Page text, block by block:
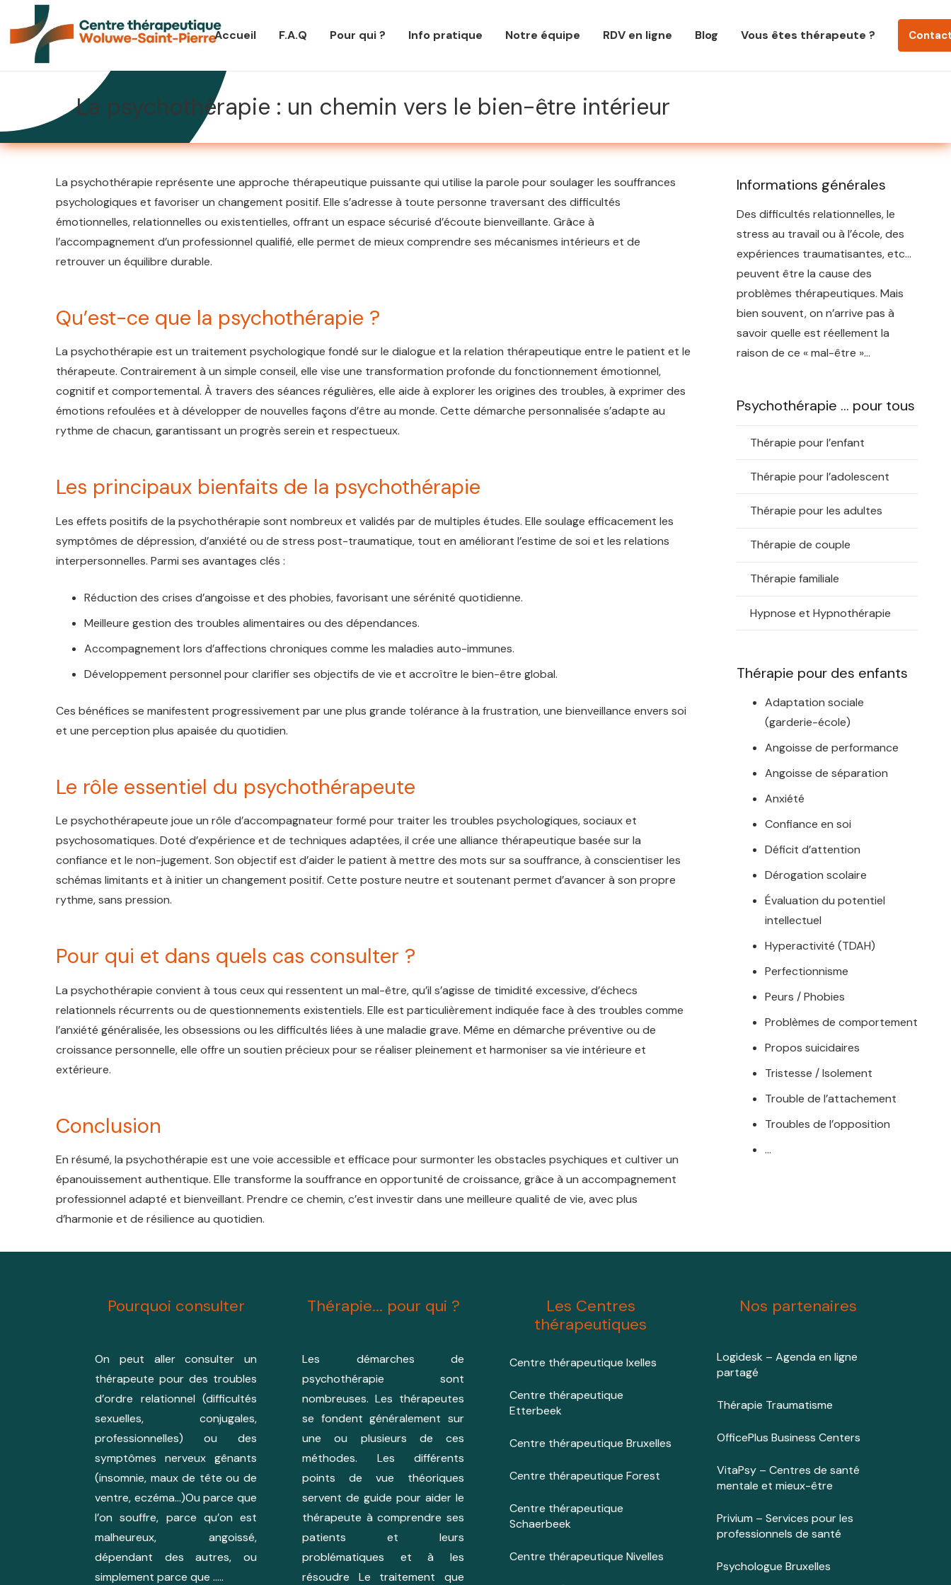
Accueil F.A.Q Pour qui ? Info pratique Notre équipe RDV en ligne Blog Vous êtes thérapeute ?
La psychothérapie : un chemin vers le bien-être intérieur
La psychothérapie représente une approche thérapeutique puissante qui utilise la parole pour soulager les souffrances
psychologiques et favoriser un changement positif. Elle s’adresse à toute personne traversant des difficultés
émotionnelles, relationnelles ou existentielles, offrant un espace sécurisé d’écoute bienveillante. Grâce à
l’accompagnement d’un professionnel qualifié, elle permet de mieux comprendre ses mécanismes intérieurs et de
retrouver un équilibre durable.
Qu’est-ce que la psychothérapie ?
La psychothérapie est un traitement psychologique fondé sur le dialogue et la relation thérapeutique entre le patient et le
thérapeute. Contrairement à un simple conseil, elle vise une transformation profonde du fonctionnement émotionnel,
cognitif et comportemental. À travers des séances régulières, elle aide à explorer les origines des troubles, à exprimer des
émotions refoulées et à développer de nouvelles façons d’être au monde. Cette démarche personnalisée s’adapte au
rythme de chacun, garantissant un progrès serein et respectueux.
Les principaux bienfaits de la psychothérapie
Les effets positifs de la psychothérapie sont nombreux et validés par de multiples études. Elle soulage efficacement les
symptômes de dépression, d’anxiété ou de stress post-traumatique, tout en améliorant l’estime de soi et les relations
interpersonnelles. Parmi ses avantages clés :
Réduction des crises d’angoisse et des phobies, favorisant une sérénité quotidienne.
Meilleure gestion des troubles alimentaires ou des dépendances.
Accompagnement lors d’affections chroniques comme les maladies auto-immunes.
Développement personnel pour clarifier ses objectifs de vie et accroître le bien-être global.
Ces bénéfices se manifestent progressivement par une plus grande tolérance à la frustration, une bienveillance envers soi
et une perception plus apaisée du quotidien.
Le rôle essentiel du psychothérapeute
Le psychothérapeute joue un rôle d’accompagnateur formé pour traiter les troubles psychologiques, sociaux et
psychosomatiques. Doté d’expérience et de techniques adaptées, il crée une alliance thérapeutique basée sur la
confiance et le non-jugement. Son objectif est d’aider le patient à mettre des mots sur sa souffrance, à conscientiser les
schémas limitants et à initier un changement positif. Cette posture neutre et soutenant permet d’avancer à son propre
rythme, sans pression.
Pour qui et dans quels cas consulter ?
La psychothérapie convient à tous ceux qui ressentent un mal-être, qu’il s’agisse de timidité excessive, d’échecs
relationnels récurrents ou de questionnements existentiels. Elle est particulièrement indiquée face à des troubles comme
l’anxiété généralisée, les obsessions ou les difficultés liées à une maladie grave. Même en démarche préventive ou de
croissance personnelle, elle offre un soutien précieux pour se réaliser pleinement et harmoniser sa vie intérieure et
extérieure.
Conclusion
En résumé, la psychothérapie est une voie accessible et efficace pour surmonter les obstacles psychiques et cultiver un
épanouissement authentique. Elle transforme la souffrance en opportunité de croissance, grâce à un accompagnement
professionnel adapté et bienveillant. Prendre ce chemin, c’est investir dans une meilleure qualité de vie, avec plus
d’harmonie et de résilience au quotidien.
Informations générales
Des difficultés relationnelles, le
stress au travail ou à l’école, des
expériences traumatisantes, etc…
peuvent être la cause des
problèmes thérapeutiques. Mais
bien souvent, on n’arrive pas à
savoir quelle est réellement la
raison de ce « mal-être »…
Psychothérapie … pour tous
Thérapie pour l’enfant
Thérapie pour l’adolescent
Thérapie pour les adultes
Thérapie de couple
Thérapie familiale
Hypnose et Hypnothérapie
Thérapie pour des enfants
Adaptation sociale
(garderie-école)
Angoisse de performance
Angoisse de séparation
Anxiété
Confiance en soi
Déficit d’attention
Dérogation scolaire
Évaluation du potentiel
intellectuel
Hyperactivité (TDAH)
Perfectionnisme
Peurs / Phobies
Problèmes de comportement
Propos suicidaires
Tristesse / Isolement
Trouble de l’attachement
Troubles de l’opposition
…
Pourquoi consulter
On peut aller consulter un
thérapeute pour des troubles
d’ordre relationnel (difficultés
sexuelles, conjugales,
professionnelles) ou des
symptômes nerveux gênants
(insomnie, maux de tête ou de
ventre, eczéma…)Ou parce que
l’on souffre, parce qu’on est
malheureux, angoissé,
dépendant des autres, ou
simplement parce que …..
Thérapie... pour qui ?
Les démarches de
psychothérapie sont
nombreuses. Les thérapeutes
se fondent généralement sur
une ou plusieurs de ces
méthodes. Les différents
points de vue théoriques
servent de guide pour aider le
thérapeute à comprendre ses
patients et leurs
problématiques et à les
résoudre Le traitement que
Les Centres
thérapeutiques
Centre thérapeutique Ixelles
Centre thérapeutique
Etterbeek
Centre thérapeutique Bruxelles
Centre thérapeutique Forest
Centre thérapeutique
Schaerbeek
Centre thérapeutique Nivelles
Nos partenaires
Logidesk – Agenda en ligne
partagé
Thérapie Traumatisme
OfficePlus Business Centers
VitaPsy – Centres de santé
mentale et mieux-être
Privium – Services pour les
professionnels de santé
Psychologue Bruxelles